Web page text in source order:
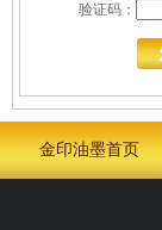
验证码：
金印油墨首页